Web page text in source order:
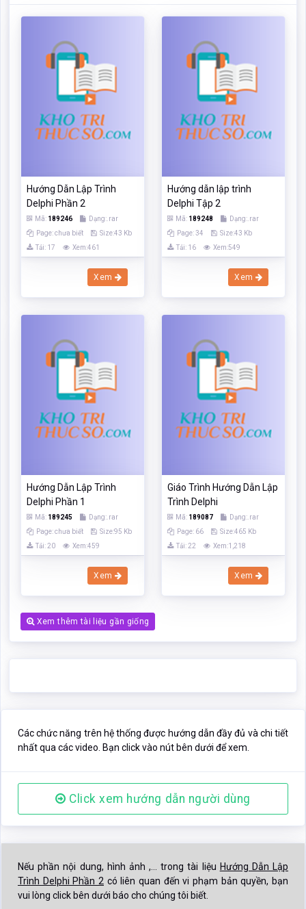
Hướng Dẫn Lập Trình
Delphi Phần 2
Mã: 189246
Dạng:.rar
Page: chưa biết
Size:43 Kb
Tải: 17
Xem:461
Xem
Hướng dẫn lập trình
Delphi Tập 2
Mã: 189248
Dạng:.rar
Page: 34
Size:43 Kb
Tải: 16
Xem:549
Xem
Hướng Dẫn Lập Trình
Delphi Phần 1
Mã: 189245
Dạng:.rar
Page: chưa biết
Size:95 Kb
Tải: 20
Xem:459
Xem
Giáo Trình Hướng Dẫn Lập
Trình Delphi
Mã: 189087
Dạng:.rar
Page: 66
Size:465 Kb
Tải: 22
Xem:1,218
Xem
Xem thêm tài liệu gần giống
Các chức năng trên hệ thống được hướng dẫn đầy đủ và chi tiết
nhất qua các video. Bạn click vào nút bên dưới để xem.
Click xem hướng dẫn người dùng
Nếu phần nội dung, hình ảnh ,... trong tài liệu Hướng Dẫn Lập
Trình Delphi Phần 2 có liên quan đến vi phạm bản quyền, bạn
vui lòng click bên dưới báo cho chúng tôi biết.